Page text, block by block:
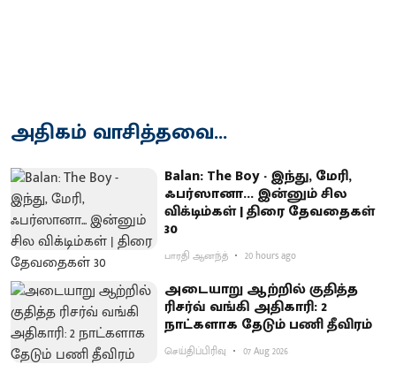
அதிகம் வாசித்தவை...
Balan: The Boy - இந்து, மேரி,
ஃபர்ஸானா... இன்னும் சில
விக்டிம்கள் | திரை தேவதைகள்
30
பாரதி ஆனந்த் 20 hours ago
அடையாறு ஆற்றில் குதித்த
ரிசர்வ் வங்கி அதிகாரி: 2
நாட்களாக தேடும் பணி தீவிரம்
செய்திப்பிரிவு 07 Aug 2026